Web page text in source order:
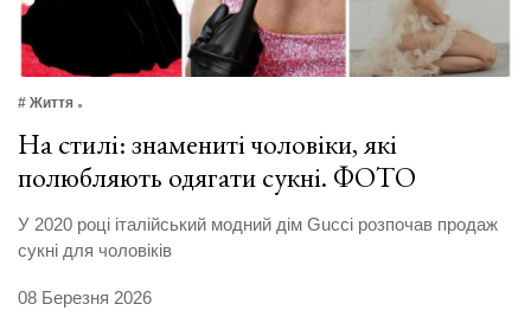
# Життя
На стилі: знамениті чоловіки, які
полюбляють одягати сукні. ФОТО
У 2020 році італійський модний дім Gucci розпочав продаж
сукні для чоловіків
08 Березня 2026